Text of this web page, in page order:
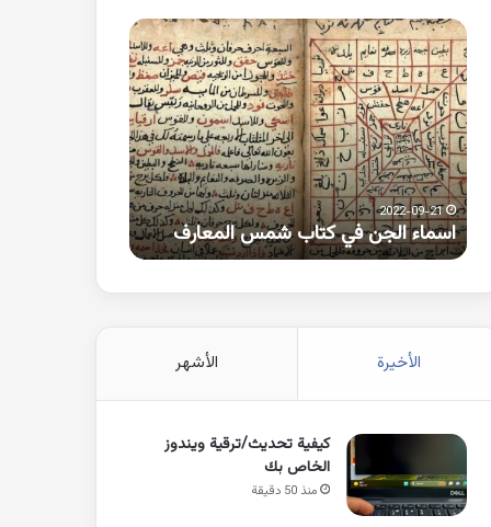
اسماء
الجن
في
كتاب
شمس
المعارف
2022-09-21
اسماء الجن في كتاب شمس المعارف
كلمات
بها
همزة
متطرفة
على
الواو
الأخيرة الأشهر
كيفية تحديث/ترقية ويندوز
الخاص بك
منذ 50 دقيقة